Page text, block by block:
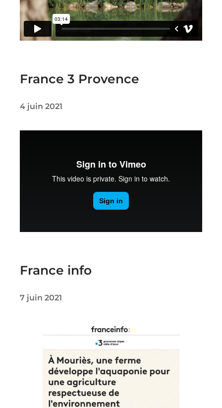
France 3 Provence
4 juin 2021
France info
7 juin 2021